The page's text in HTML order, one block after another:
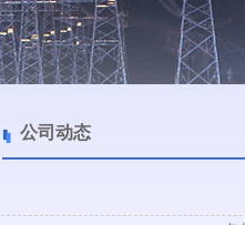
公司动态